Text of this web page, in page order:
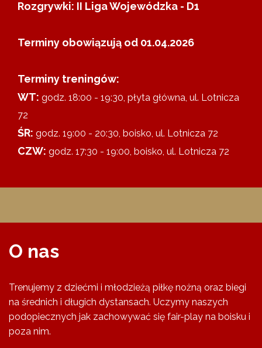
Rozgrywki: II Liga Wojewódzka - D1
Terminy obowiązują od 01.04.2026
Terminy treningów:
WT: godz. 18:00 - 19:30, płyta główna, ul. Lotnicza
72
ŚR: godz. 19:00 - 20:30, boisko, ul. Lotnicza 72
CZW: godz. 17:30 - 19:00, boisko, ul. Lotnicza 72
O nas
Trenujemy z dziećmi i młodzieżą piłkę nożną oraz biegi
na średnich i długich dystansach. Uczymy naszych
podopiecznych jak zachowywać się fair-play na boisku i
poza nim.